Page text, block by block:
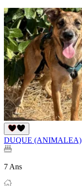
DUQUE (ANIMALEA)
7 Ans